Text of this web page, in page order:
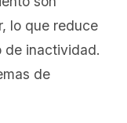
lo que reduce
de inactividad.
de